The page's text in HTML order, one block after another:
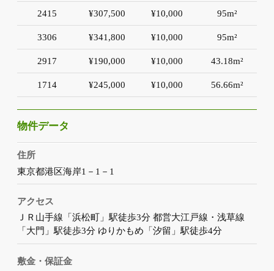
2415 ¥307,500 ¥10,000 95m²
3306 ¥341,800 ¥10,000 95m²
2917 ¥190,000 ¥10,000 43.18m²
1714 ¥245,000 ¥10,000 56.66m²
物件データ
住所
東京都港区海岸1－1－1
アクセス
ＪＲ山手線「浜松町」駅徒歩3分 都営大江戸線・浅草線
「大門」駅徒歩3分 ゆりかもめ「汐留」駅徒歩4分
敷金・保証金